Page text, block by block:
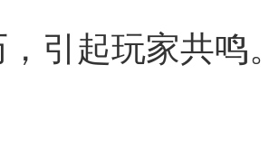
引起玩家共鸣